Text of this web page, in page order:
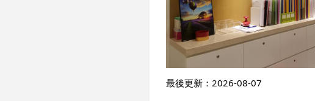
最後更新： 2026-08-07